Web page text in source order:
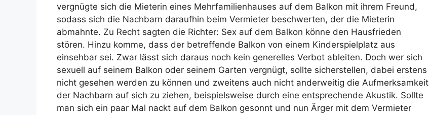
vergnügte sich die Mieterin eines Mehrfa­mi­li­en­hauses auf dem Balkon mit ihrem Freund,
sodass sich die Nachbarn daraufhin beim Vermieter beschwerten, der die Mieterin
abmahnte. Zu Recht sagten die Richter: Sex auf dem Balkon könne den Hausfrieden
stören. Hinzu komme, dass der betreffende Balkon von einem Kinder­spielplatz aus
einsehbar sei. Zwar lässt sich daraus noch kein generelles Verbot ableiten. Doch wer sich
sexuell auf seinem Balkon oder seinem Garten vergnügt, sollte sicher­stellen, dabei erstens
nicht gesehen werden zu können und zweitens auch nicht anderweitig die Aufmerk­samkeit
der Nachbarn auf sich zu ziehen, beispielsweise durch eine entsprechende Akustik. Sollte
man sich ein paar Mal nackt auf dem Balkon gesonnt und nun Ärger mit dem Vermieter